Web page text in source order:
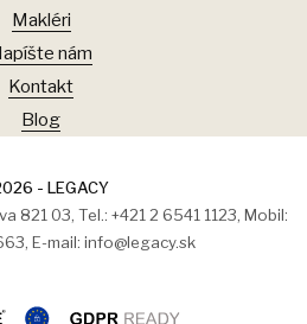
Makléri
nám
Kontakt
Blog
- LEGACY
821 03, Tel.: +421 2 6541 1123, Mobil:
E-mail: info@legacy.sk